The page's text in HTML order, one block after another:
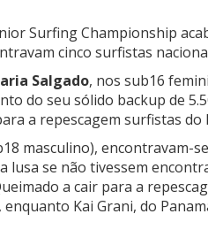
Surfing Championship
cinco surfistas
Salgado, nos sub16
do seu sólido backup de
a repescagem surfistas do
masculino), encontravam-
se não tivessem
a cair para a
Kai Grani, do